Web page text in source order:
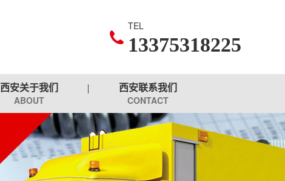
TEL
13375318225
西安关于我们
ABOUT
西安联系我们
CONTACT